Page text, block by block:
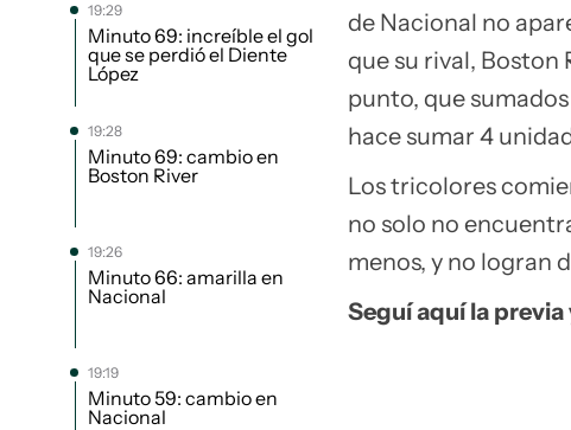
19:29
Minuto 69: increíble el gol
que se perdió el Diente
López
19:28
Minuto 69: cambio en
Boston River
19:26
Minuto 66: amarilla en
Nacional
19:19
Minuto 59: cambio en
Nacional
de Nacional no
que su rival, Boston
punto, que
hace sumar 4
Los tricolores
no solo no
menos, y no logran
Seguí aquí la